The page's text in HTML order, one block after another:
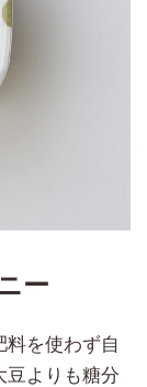
ー
料を使わず自
豆よりも糖分